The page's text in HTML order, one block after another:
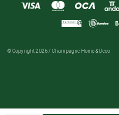
© Copyright 2026 / Champagne Home & Deco